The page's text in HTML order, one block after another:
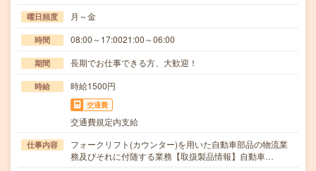
曜日頻度 月～金
時間 08:00～17:0021:00～06:00
期間 長期でお仕事できる方、大歓迎！
時給 時給1500円
交通費
交通費規定内支給
仕事内容
フォークリフト(カウンター)を用いた自動車部品の物流業
務及びそれに付随する業務【取扱製品情報】自動車…